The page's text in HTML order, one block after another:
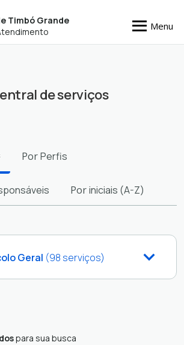
Timbó Grande
Menu
de serviços
PorPerfis
Poriniciais (A-Z)
Geral (98 serviços)
para sua busca